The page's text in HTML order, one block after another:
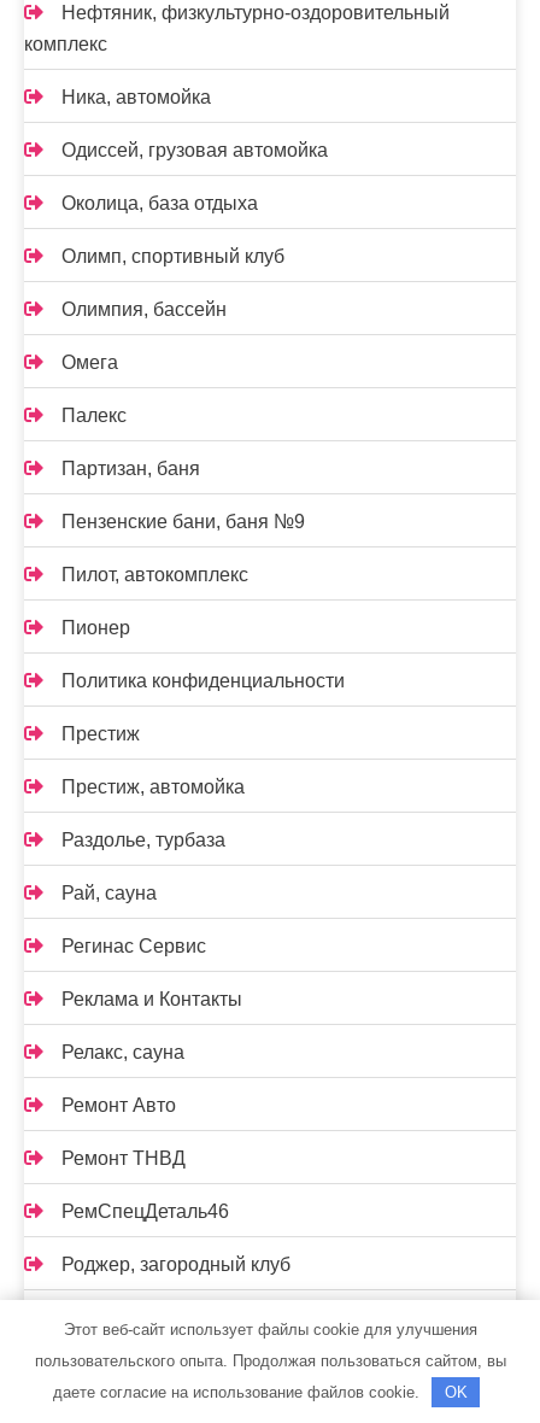
Нефтяник, физкультурно-оздоровительный
комплекс
Ника, автомойка
Одиссей, грузовая автомойка
Околица, база отдыха
Олимп, спортивный клуб
Олимпия, бассейн
Омега
Палекс
Партизан, баня
Пензенские бани, баня №9
Пилот, автокомплекс
Пионер
Политика конфиденциальности
Престиж
Престиж, автомойка
Раздолье, турбаза
Рай, сауна
Регинас Сервис
Реклама и Контакты
Релакс, сауна
Ремонт Авто
Ремонт ТНВД
РемСпецДеталь46
Роджер, загородный клуб
Родники, автомойка
Этот веб-сайт использует файлы cookie для улучшения
пользовательского опыта. Продолжая пользоваться сайтом, вы
даете согласие на использование файлов cookie.
OK